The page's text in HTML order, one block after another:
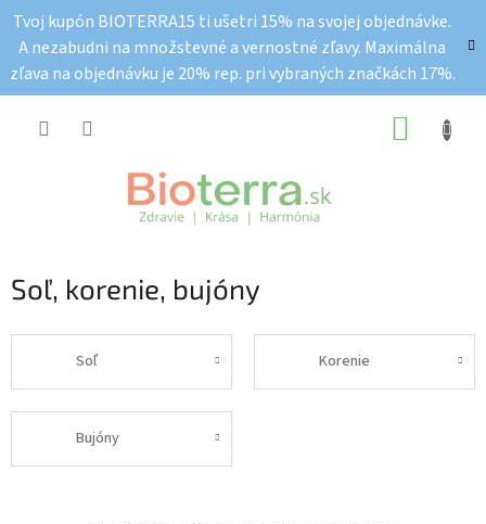
obsah
Tvoj kupón BIOTERRA15 ti ušetri 15% na svojej objednávke.
A nezabudni na množstevné a vernostné zľavy. Maximálna
zľava na objednávku je 20% rep. pri vybraných značkách 17%.
Soľ, korenie, bujóny
Soľ Korenie
Bujóny